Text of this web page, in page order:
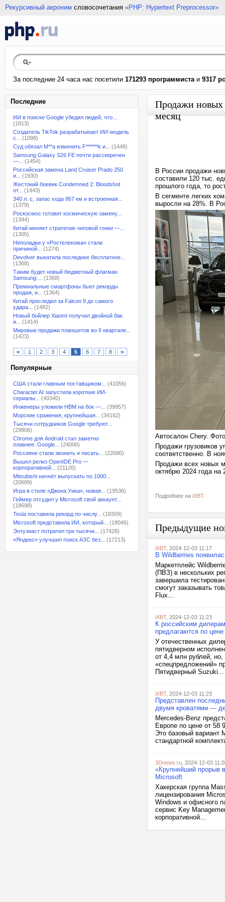
Рекурсивный акроним словосочетания «PHP: Hypertext Preprocessor»
За последние 24 часа нас посетили 171293 программистаи 9317
Последние
ИИ в поиске Google убедил людей, что...
(1813)
Создатель TikTok разрабатывает ИИ-модель
с...
(1098)
Суд обязал M**a изменить F******k и...
(1448)
Samsung Galaxy S26 FE почти рассекречен
—...
(1454)
Российская замена Land Cruiser Prado 250
и...
(1930)
Жестокий боевик Condemned 2: Bloodshot
от...
(1443)
340 л. с, запас хода 867 км и встроенная...
(1379)
Роскосмос готовит космическую замену...
(1344)
Китай меняет стратегию чиповой гонки —...
(1305)
Неполадки у «Ростелекома» стали
причиной...
(1274)
Devolver выкатила последнее бесплатное...
(1368)
Таким будет новый бюджетный флагман
Samsung:...
(1368)
Премиальные смартфоны бьют рекорды
продаж, и...
(1364)
Китай проследил за Falcon 9 до самого
удара...
(1482)
Новый бойлер Xiaomi получил двойной бак
и...
(1414)
Мировые продажи планшетов во II квартале...
(1423)
< 1 2 3 4 5 6 7 8 >
Популярные
США стали главным поставщиком...
(41056)
Character.AI запустила короткие ИИ-
сериалы...
(40340)
Инженеры уложили HBM на бок —...
(39957)
Морские сражения, крупнейшая...
(34162)
Тысячи сотрудников Google требуют...
(29806)
Chrome для Android стал заметно
плавнее: Google...
(24006)
Россияне стали звонить и писать...
(22680)
Вышел релиз OpenIDE Pro —
корпоративной...
(21126)
Mitsubishi начнёт выпускать по 1000...
(20689)
Игра в стиле «Джона Уика», новая...
(19536)
Геймер отсудил у Microsoft свой аккаунт...
(18698)
Tesla поставила рекорд по числу...
(18309)
Microsoft представила ИИ, который...
(18046)
Энтузиаст потратил три тысячи...
(17428)
«Яндекс» улучшил поиск АЗС без...
(17213)
Продажи новых
месяц
В России продажи
составили 120 тыс.
прошлого года, то
В сегменте легких
выросли на 28%. В
Автосалон Chery.
Продажи грузовиков
соответственно. В
Продажи всех новых
октябрю 2024 года на
Подробнее на iXBT
Предыдущие
iXBT, 2024-12-03 11:17
В Wildberries
Маркетплейс
(ПВЗ) в нескольких
завершила
смогут заказывать
Flux...
iXBT, 2024-12-03 11:23
К российским
предлагаются по
У отечественных
пятидверном
от 4,4 млн рублей,
«спецпредложений»
Пятидверный Suzuki...
iXBT, 2024-12-03 11:23
Представлен
двумя кроватями —
Mercedes-Benz
Европе по цене от 58
Это базовый вариант
стандартной
3Dnews.ru , 2024-12-03
«Крупнейший прорыв
Microsoft
Хакерская группа
лицензирования
Windows и офисного
сервис Key
корпоративной...